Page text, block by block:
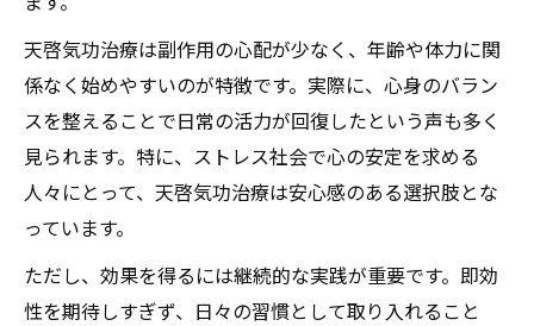
医療気功としての天啓気功治療の信頼性
天啓気功治療が目指す心身の健康像と理念
自己治癒力を高めるための天啓気功治療活用法
天啓気功治療で自己治癒力を引き出すコツ
術
天啓気功治療は副作用の心配が少なく、年齢や体力に関
係なく始めやすいのが特徴です。実際に、心身のバラン
スを整えることで日常の活力が回復したという声も多く
見られます。特に、ストレス社会で心の安定を求める
人々にとって、天啓気功治療は安心感のある選択肢とな
っています。
ただし、効果を得るには継続的な実践が重要です。即効
性を期待しすぎず、日々の習慣として取り入れること